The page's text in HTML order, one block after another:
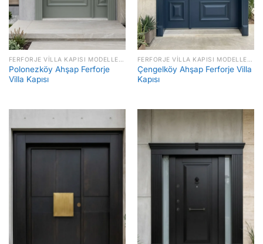
Polonezköy Ahşap Ferforje
Villa Kapısı
Çengelköy Ahşap Ferforje Villa
Kapısı